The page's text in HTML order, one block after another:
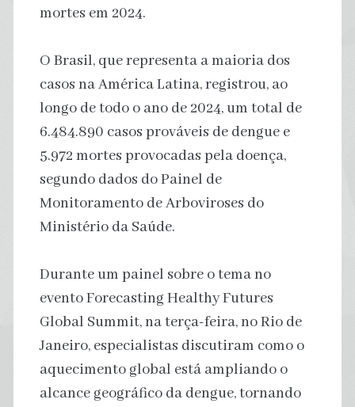
mortes em 2024.
O Brasil, que representa a maioria dos
casos na América Latina, registrou, ao
longo de todo o ano de 2024, um total de
6.484.890 casos prováveis de dengue e
5.972 mortes provocadas pela doença,
segundo dados do Painel de
Monitoramento de Arboviroses do
Ministério da Saúde.
Durante um painel sobre o tema no
evento Forecasting Healthy Futures
Global Summit, na terça-feira, no Rio de
Janeiro, especialistas discutiram como o
aquecimento global está ampliando o
alcance geográfico da dengue, tornando